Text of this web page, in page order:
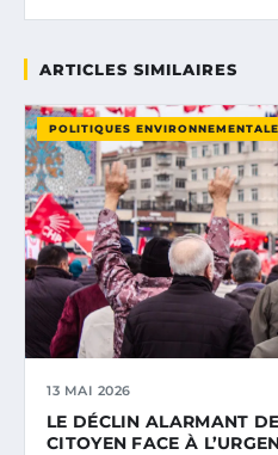
ARTICLES SIMILAIRES
POLITIQUES
13 MAI 2026
LE DÉCLIN ALARMANT
CITOYEN FACE À